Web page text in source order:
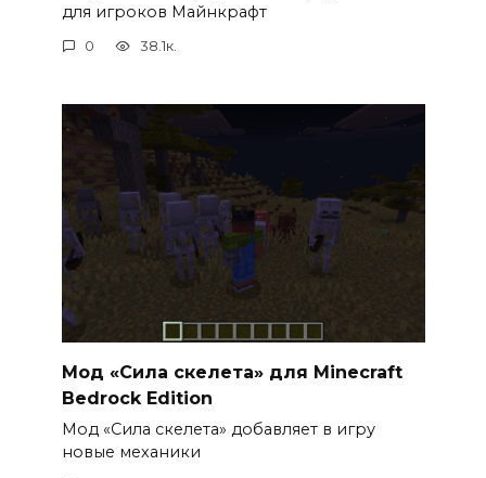
для игроков Майнкрафт
0 38.1к.
Мод «Сила скелета» для Minecraft
Bedrock Edition
Мод «Сила скелета» добавляет в игру
новые механики